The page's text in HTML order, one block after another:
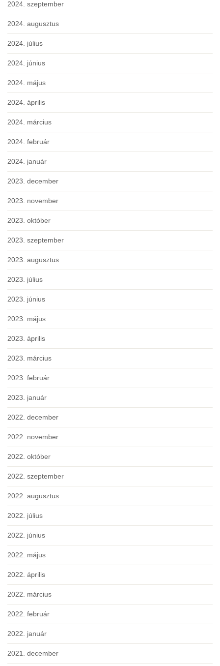
2024. szeptember
2024. augusztus
2024. július
2024. június
2024. május
2024. április
2024. március
2024. február
2024. január
2023. december
2023. november
2023. október
2023. szeptember
2023. augusztus
2023. július
2023. június
2023. május
2023. április
2023. március
2023. február
2023. január
2022. december
2022. november
2022. október
2022. szeptember
2022. augusztus
2022. július
2022. június
2022. május
2022. április
2022. március
2022. február
2022. január
2021. december